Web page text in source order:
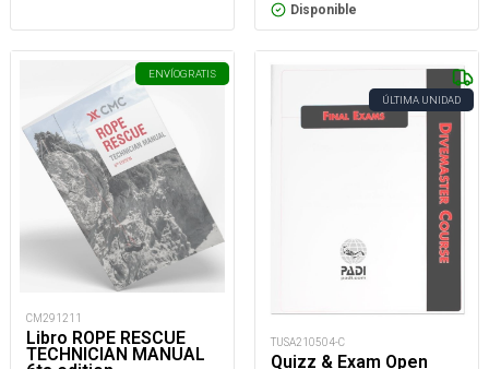
Disponible
ENVÍOGRATIS
CM291211
Libro ROPE RESCUE
TECHNICIAN MANUAL
ÚLTIMA UNIDAD
TUSA210504-C
Quizz & Exam Open